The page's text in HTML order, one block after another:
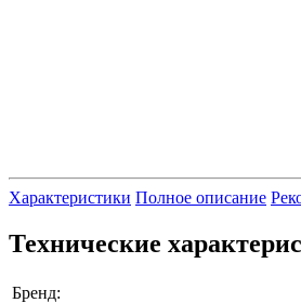
Характеристики Полное описание
Технические
Бренд: